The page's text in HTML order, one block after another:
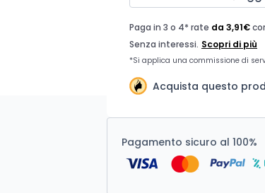
Acquista questo
Pagamento sicuro al 100%